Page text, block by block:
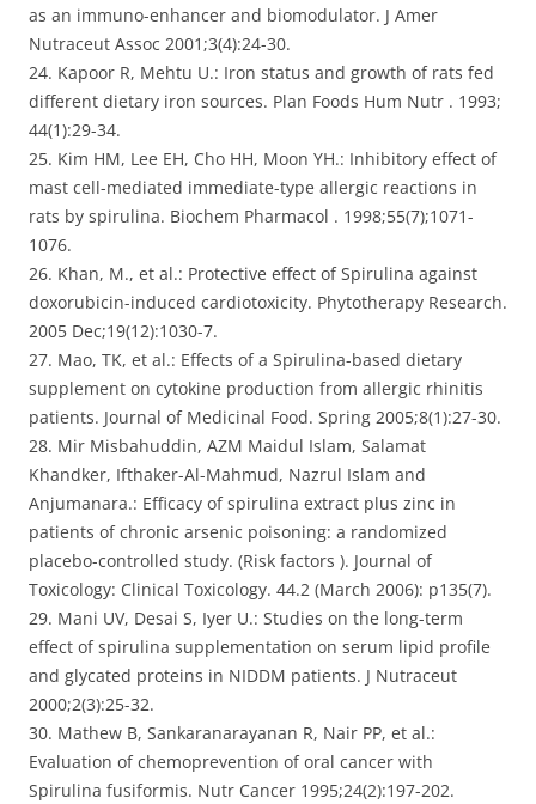
as an immuno-enhancer and biomodulator. J Amer
Nutraceut Assoc 2001;3(4):24-30.
24. Kapoor R, Mehtu U.: Iron status and growth of rats fed
different dietary iron sources. Plan Foods Hum Nutr . 1993;
44(1):29-34.
25. Kim HM, Lee EH, Cho HH, Moon YH.: Inhibitory effect of
mast cell-mediated immediate-type allergic reactions in
rats by spirulina. Biochem Pharmacol . 1998;55(7);1071-
1076.
26. Khan, M., et al.: Protective effect of Spirulina against
doxorubicin-induced cardiotoxicity. Phytotherapy Research.
2005 Dec;19(12):1030-7.
27. Mao, TK, et al.: Effects of a Spirulina-based dietary
supplement on cytokine production from allergic rhinitis
patients. Journal of Medicinal Food. Spring 2005;8(1):27-30.
28. Mir Misbahuddin, AZM Maidul Islam, Salamat
Khandker, Ifthaker-Al-Mahmud, Nazrul Islam and
Anjumanara.: Efficacy of spirulina extract plus zinc in
patients of chronic arsenic poisoning: a randomized
placebo-controlled study. (Risk factors ). Journal of
Toxicology: Clinical Toxicology. 44.2 (March 2006): p135(7).
29. Mani UV, Desai S, Iyer U.: Studies on the long-term
effect of spirulina supplementation on serum lipid profile
and glycated proteins in NIDDM patients. J Nutraceut
2000;2(3):25-32.
30. Mathew B, Sankaranarayanan R, Nair PP, et al.:
Evaluation of chemoprevention of oral cancer with
Spirulina fusiformis. Nutr Cancer 1995;24(2):197-202.